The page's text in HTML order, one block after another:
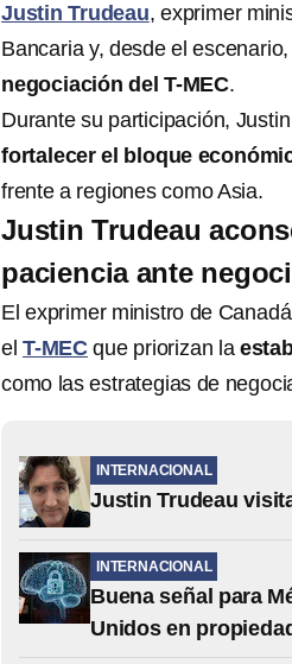
Justin Trudeau, exprimer
Bancaria y, desde el
negociación del T-MEC.
Durante su participación,
fortalecer el bloque
frente a regiones como Asia.
Justin Trudeau
paciencia ante
El exprimer ministro de
el T-MEC que priorizan la
como las estrategias de
INTERNACIONAL
Justin Trudeau
INTERNACIONAL
Buena señal para
Unidos en